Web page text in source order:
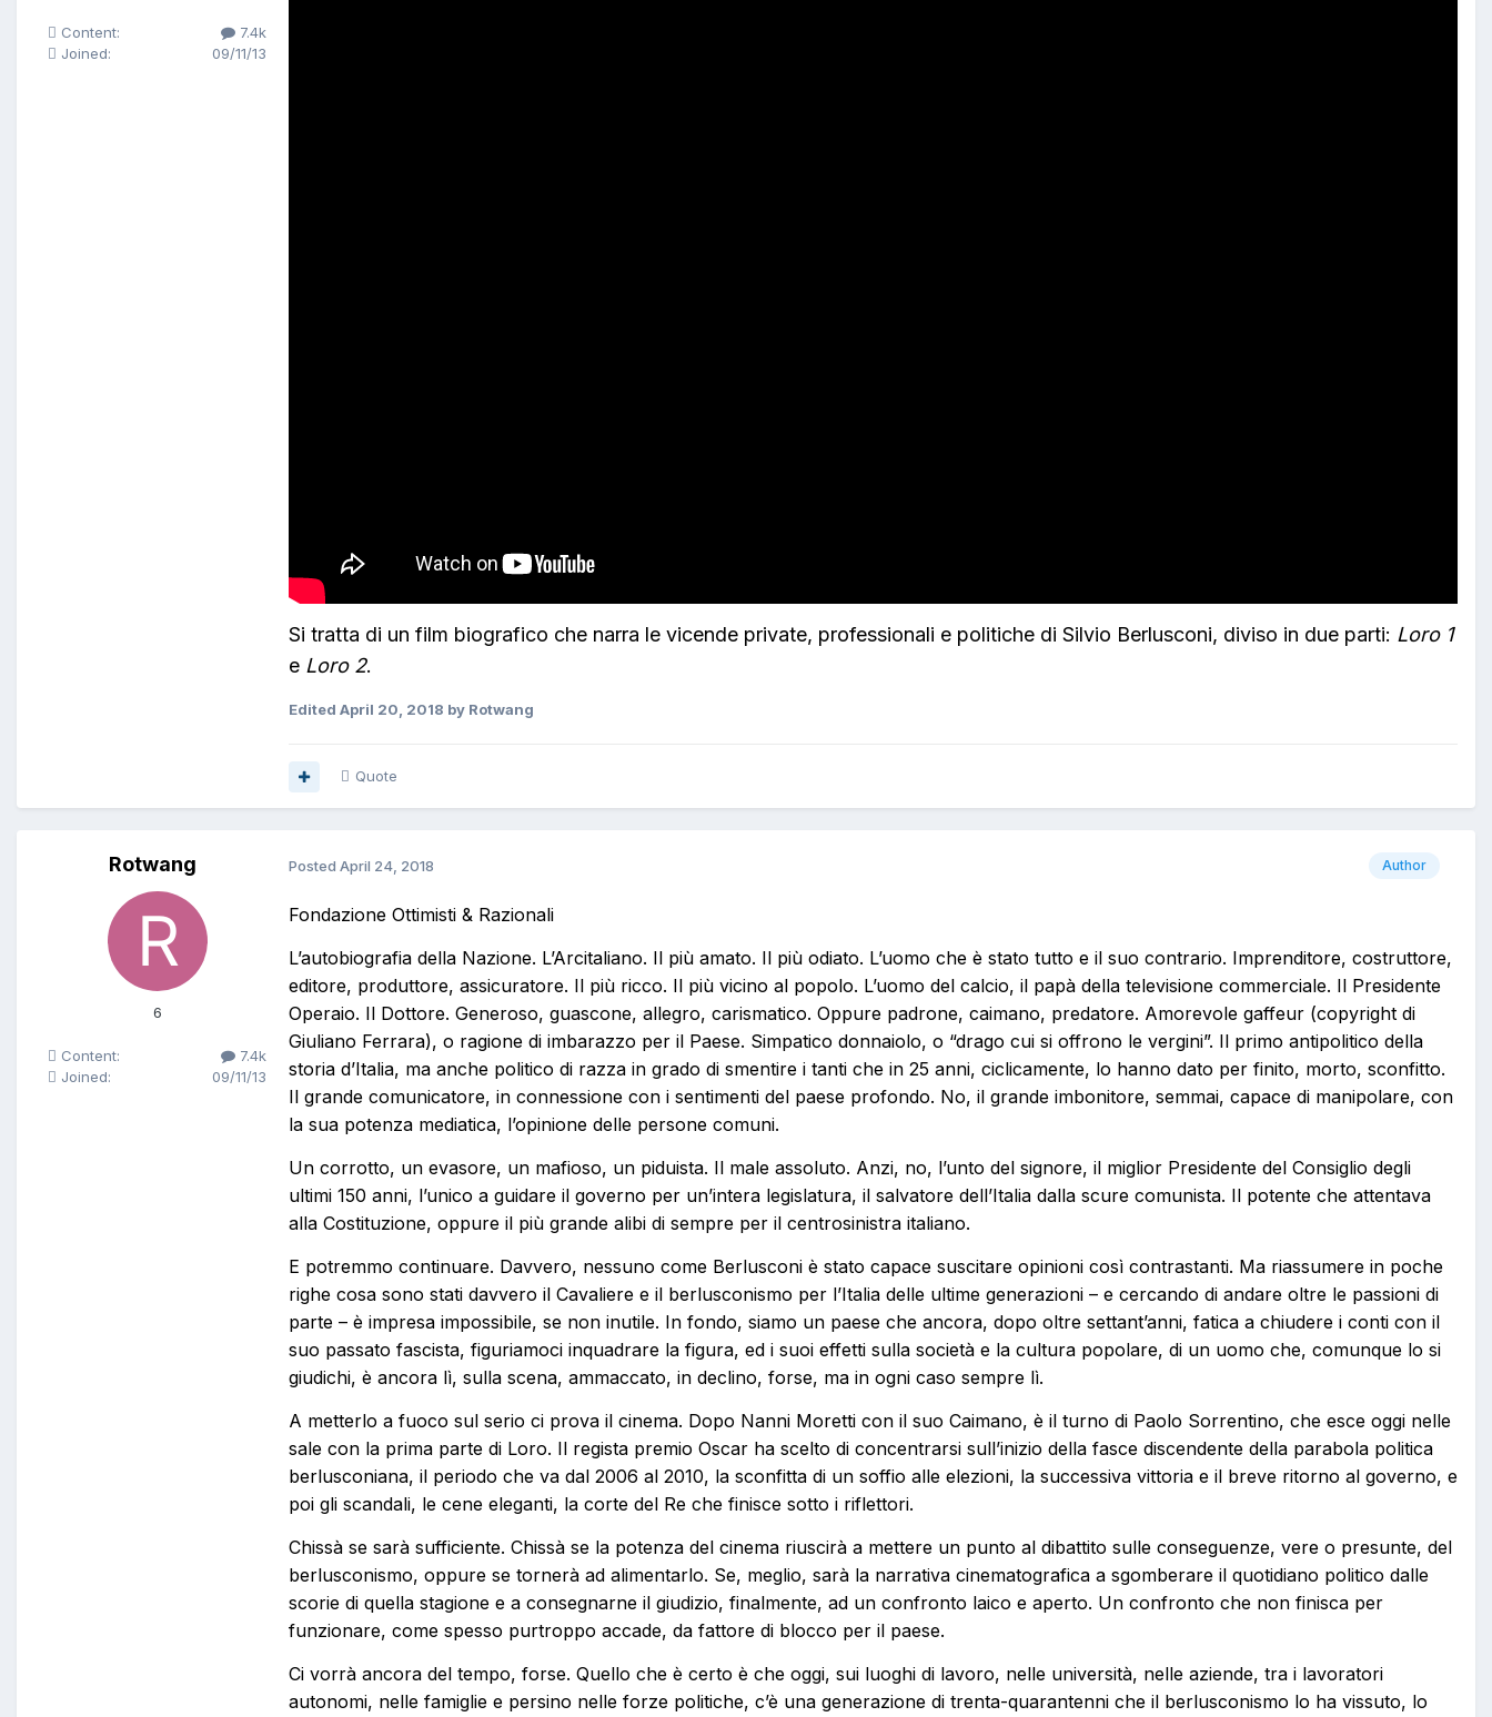
Content:
7.4k
Joined:
09/11/13
Si tratta di un film biografico che narra le vicende private, professionali e politiche di Silvio Berlusconi, diviso in due parti: Loro 1
e Loro 2.
Edited April 20, 2018 by Rotwang
Quote
Rotwang
6
Content:
7.4k
Joined:
09/11/13
Author
Posted April 24, 2018
Fondazione Ottimisti & Razionali
L’autobiografia della Nazione. L’Arcitaliano. Il più amato. Il più odiato. L’uomo che è stato tutto e il suo contrario. Imprenditore, costruttore,
editore, produttore, assicuratore. Il più ricco. Il più vicino al popolo. L’uomo del calcio, il papà della televisione commerciale. Il Presidente
Operaio. Il Dottore. Generoso, guascone, allegro, carismatico. Oppure padrone, caimano, predatore. Amorevole gaffeur (copyright di
Giuliano Ferrara), o ragione di imbarazzo per il Paese. Simpatico donnaiolo, o “drago cui si offrono le vergini”. Il primo antipolitico della
storia d’Italia, ma anche politico di razza in grado di smentire i tanti che in 25 anni, ciclicamente, lo hanno dato per finito, morto, sconfitto.
Il grande comunicatore, in connessione con i sentimenti del paese profondo. No, il grande imbonitore, semmai, capace di manipolare, con
la sua potenza mediatica, l’opinione delle persone comuni.
Un corrotto, un evasore, un mafioso, un piduista. Il male assoluto. Anzi, no, l’unto del signore, il miglior Presidente del Consiglio degli
ultimi 150 anni, l’unico a guidare il governo per un’intera legislatura, il salvatore dell’Italia dalla scure comunista. Il potente che attentava
alla Costituzione, oppure il più grande alibi di sempre per il centrosinistra italiano.
E potremmo continuare. Davvero, nessuno come Berlusconi è stato capace suscitare opinioni così contrastanti. Ma riassumere in poche
righe cosa sono stati davvero il Cavaliere e il berlusconismo per l’Italia delle ultime generazioni – e cercando di andare oltre le passioni di
parte – è impresa impossibile, se non inutile. In fondo, siamo un paese che ancora, dopo oltre settant’anni, fatica a chiudere i conti con il
suo passato fascista, figuriamoci inquadrare la figura, ed i suoi effetti sulla società e la cultura popolare, di un uomo che, comunque lo si
giudichi, è ancora lì, sulla scena, ammaccato, in declino, forse, ma in ogni caso sempre lì.
A metterlo a fuoco sul serio ci prova il cinema. Dopo Nanni Moretti con il suo Caimano, è il turno di Paolo Sorrentino, che esce oggi nelle
sale con la prima parte di Loro. Il regista premio Oscar ha scelto di concentrarsi sull’inizio della fasce discendente della parabola politica
berlusconiana, il periodo che va dal 2006 al 2010, la sconfitta di un soffio alle elezioni, la successiva vittoria e il breve ritorno al governo, e
poi gli scandali, le cene eleganti, la corte del Re che finisce sotto i riflettori.
Chissà se sarà sufficiente. Chissà se la potenza del cinema riuscirà a mettere un punto al dibattito sulle conseguenze, vere o presunte, del
berlusconismo, oppure se tornerà ad alimentarlo. Se, meglio, sarà la narrativa cinematografica a sgomberare il quotidiano politico dalle
scorie di quella stagione e a consegnarne il giudizio, finalmente, ad un confronto laico e aperto. Un confronto che non finisca per
funzionare, come spesso purtroppo accade, da fattore di blocco per il paese.
Ci vorrà ancora del tempo, forse. Quello che è certo è che oggi, sui luoghi di lavoro, nelle università, nelle aziende, tra i lavoratori
autonomi, nelle famiglie e persino nelle forze politiche, c’è una generazione di trenta-quarantenni che il berlusconismo lo ha vissuto, lo